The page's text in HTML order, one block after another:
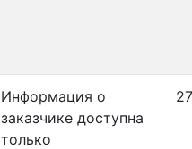
Информация о
заказчике доступна
только